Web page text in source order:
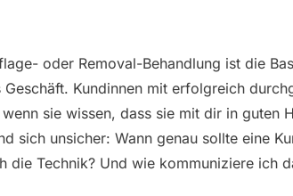
oder Removal-Behandlung ist die
Kundinnen mit erfolgreich
sie wissen, dass sie mit dir in guten
sich unsicher: Wann genau sollte eine
die Technik? Und wie kommuniziere ich